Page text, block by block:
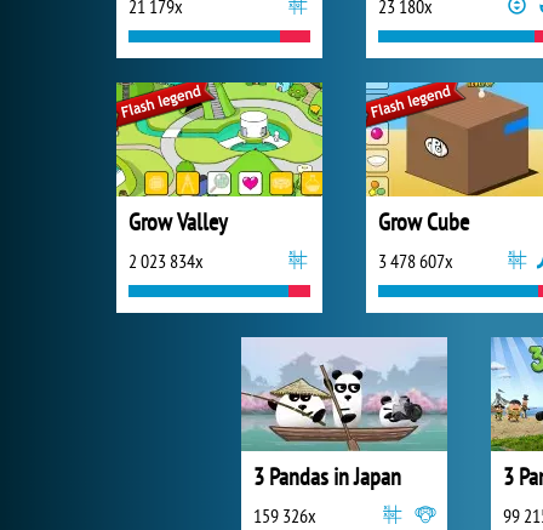
21 179x 23 180x
Grow Valley
2 023 834x
Grow Cube
3 478 607x
3 Pandas in Japan
159 326x
3
99